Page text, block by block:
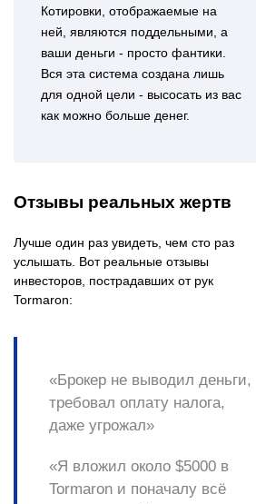
Котировки, отображаемые на
ней, являются поддельными, а
ваши деньги - просто фантики.
Вся эта система создана лишь
для одной цели - высосать из вас
как можно больше денег.
Отзывы реальных жертв
Лучше один раз увидеть, чем сто раз
услышать. Вот реальные отзывы
инвесторов, пострадавших от рук
Tormaron:
«Брокер не выводил деньги,
требовал оплату налога,
даже угрожал»
«Я вложил около $5000 в
Tormaron и поначалу всё